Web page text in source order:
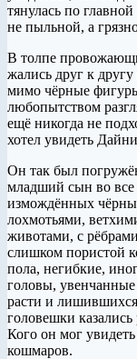
тянулась по
не пыльной, а
В толпе
жались друг к
мимо чёрные
любопытством
ещё никогда не
хотел увидеть
Он так был
младший сын во все
измождённых
лохмотьями,
животами, с
слишком пористой
пола, негибкие,
головы,
расти и
головешки
Кого он мог
кошмаров.